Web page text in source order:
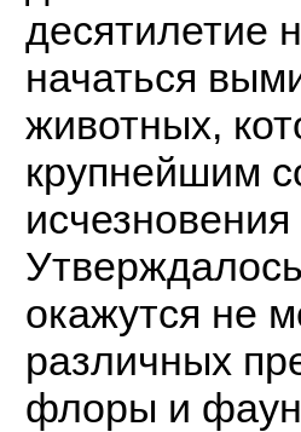
десятилетие
начаться
животных,
крупнейшим
окажутся не
различных
флоры и